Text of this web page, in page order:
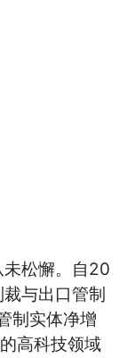
松懈。自20
与出口管制
制实体净增
高科技领域